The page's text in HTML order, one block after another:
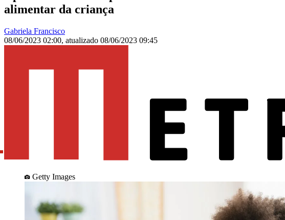
alimentar da criança
Gabriela Francisco
08/06/2023 02:00, atualizado 08/06/2023 09:45
Getty Images